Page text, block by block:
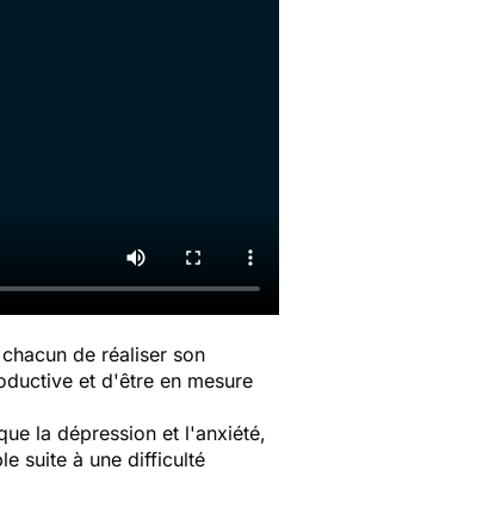
de réaliser son
et d'être en mesure
la dépression et l'anxiété,
suite à une difficulté